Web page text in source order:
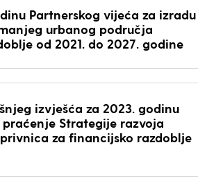
Partnerskog vijeća za izradu
urbanog područja
od 2021. do 2027. godine
izvješća za 2023. godinu
Strategije razvoja
za financijsko razdoblje